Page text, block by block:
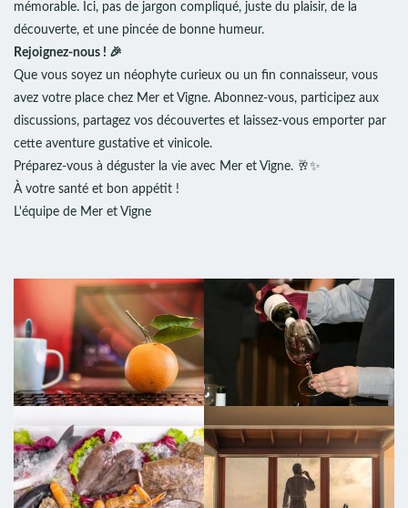
mémorable. Ici, pas de jargon compliqué, juste du plaisir, de la
découverte, et une pincée de bonne humeur.
Rejoignez-nous ! 🎉
Que vous soyez un néophyte curieux ou un fin connaisseur, vous
avez votre place chez Mer et Vigne. Abonnez-vous, participez aux
discussions, partagez vos découvertes et laissez-vous emporter par
cette aventure gustative et vinicole.
Préparez-vous à déguster la vie avec Mer et Vigne. 🥂✨
À votre santé et bon appétit !
L'équipe de Mer et Vigne